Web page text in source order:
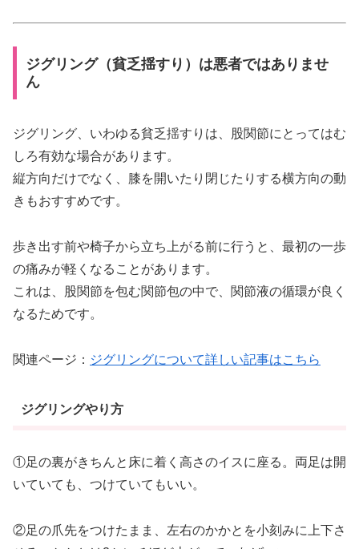
ジグリング（貧乏揺すり）は悪者ではありませ
ん
ジグリング、いわゆる貧乏揺すりは、股関節にとってはむ
しろ有効な場合があります。
縦方向だけでなく、膝を開いたり閉じたりする横方向の動
きもおすすめです。
歩き出す前や椅子から立ち上がる前に行うと、最初の一歩
の痛みが軽くなることがあります。
これは、股関節を包む関節包の中で、関節液の循環が良く
なるためです。
関連ページ： ジグリングについて詳しい記事はこちら
ジグリングやり方
①足の裏がきちんと床に着く高さのイスに座る。両足は開
いていても、つけていてもいい。
②足の爪先をつけたまま、左右のかかとを小刻みに上下さ